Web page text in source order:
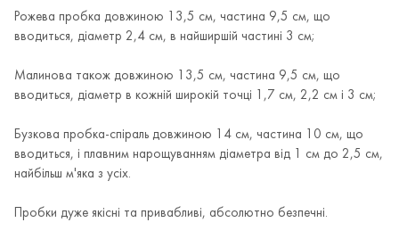
Рожева пробка довжиною 13,5 см, частина 9,5 см, що
вводиться, діаметр 2,4 см, в найширшій частині 3 см;
Малинова також довжиною 13,5 см, частина 9,5 см, що
вводиться, діаметр в кожній широкій точці 1,7 см, 2,2 см і 3 см;
Бузкова пробка-спіраль довжиною 14 см, частина 10 см, що
вводиться, і плавним нарощуванням діаметра від 1 см до 2,5 см,
найбільш м'яка з усіх.
Пробки дуже якісні та привабливі, абсолютно безпечні.